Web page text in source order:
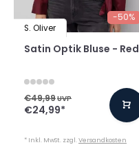
-50%
S. Oliver
Satin Optik Bluse - Red
€49,99UVP
€24,99*
* Inkl. MwSt. zzgl.Versandkosten